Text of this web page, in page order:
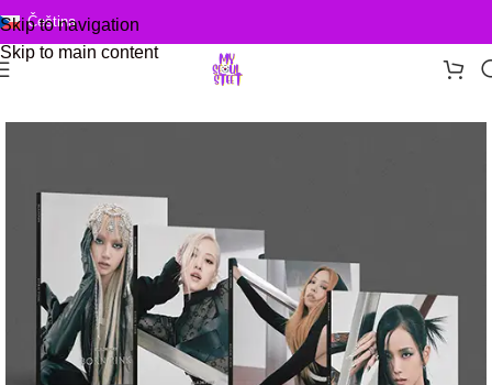
Skip to navigation
Skip to main content
Čeština